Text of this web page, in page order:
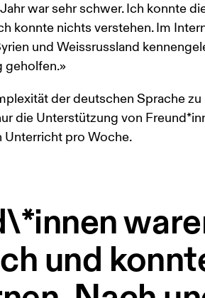
war sehr schwer. Ich konnte
konnte nichts verstehen. Im
und Weissrussland
geholfen.»
der deutschen Sprache
die Unterstützung von
Unterricht pro Woche.
und